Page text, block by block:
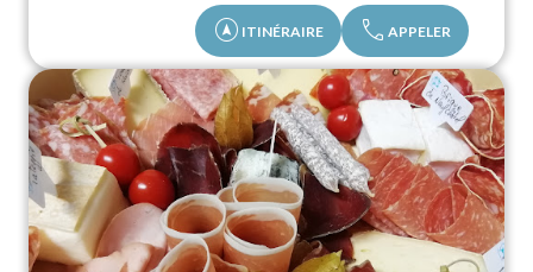
assistant_navigation ITINÉRAIRE call APPELER